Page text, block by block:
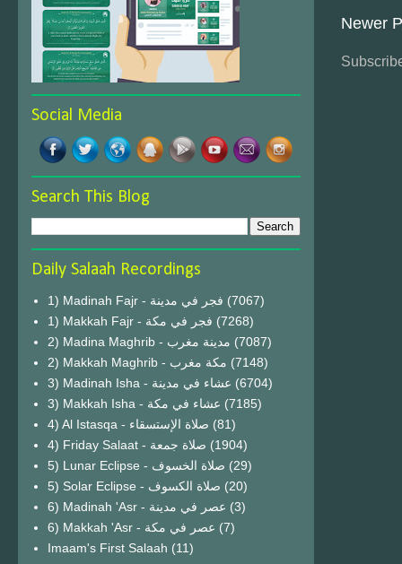
Newer
Social Media
Search This Blog
Daily Salaah Recordings
1) Madinah Fajr - فجر في مدينة (7067)
1) Makkah Fajr - فجر في مكة (7268)
2) Madina Maghrib - مدينة مغرب (7087)
2) Makkah Maghrib - مكة مغرب (7148)
3) Madinah Isha - عشاء في مدينة (6704)
3) Makkah Isha - عشاء في مكة (7185)
4) Al Istasqa - صلاة الإستسقاء (81)
4) Friday Salaat - صلاة جمعة (1904)
5) Lunar Eclipse - صلاة الخسوف (29)
(20)
6) Madinah 'Asr - عصر في مدينة (3)
6) Makkah 'Asr - عصر في مكة (7)
Imaam's First Salaah (11)